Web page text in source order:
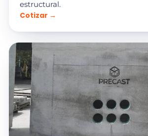
estructural.
Cotizar →